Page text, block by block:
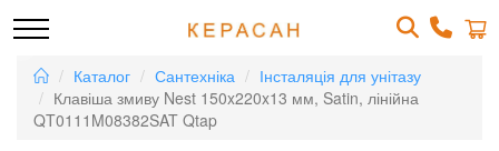
Каталог Сантехніка
Інсталяція для унітазу
Клавіша змиву Nest 150x220x13 мм, Satin, лінійна
QT0111M08382SAT Qtap